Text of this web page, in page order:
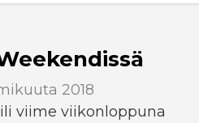
2018
viime viikonloppuna